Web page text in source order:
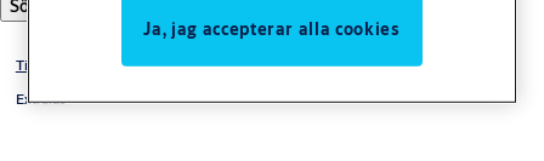
Sök
Tillhållarlås
Extralås
Ja, jag accepterar alla cookies